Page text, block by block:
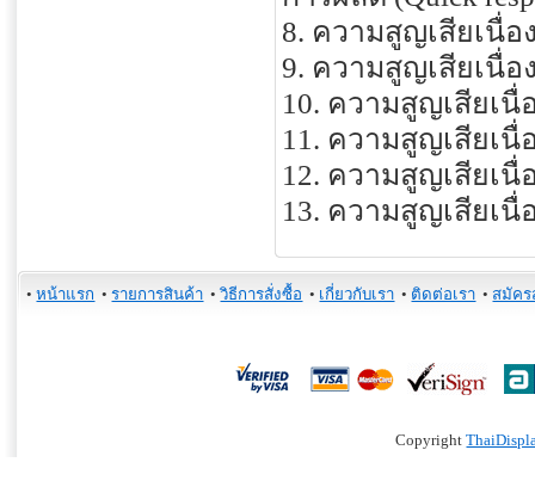
8. ความสูญเสียเนื่อ
9. ความสูญเสียเนื่อ
10. ความสูญเสียเนื่
11. ความสูญเสียเนื่
12. ความสูญเสียเนื่
13. ความสูญเสียเนื่
•หน้าแรก •รายการสินค้า •วิธีการสั่งซื้อ • เกี่ยวกับเรา • ติดต่อเรา • สมัค
Copyright